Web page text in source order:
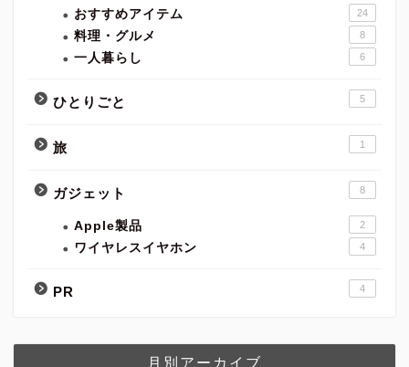
おすすめアイテム 24
料理・グルメ 8
一人暮らし 6
ひとりごと 5
旅 1
ガジェット 8
Apple製品 2
ワイヤレスイヤホン 4
PR 4
月別アーカイブ